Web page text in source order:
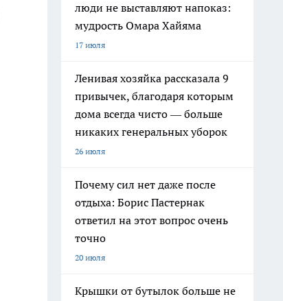
люди не выставляют напоказ:
мудрость Омара Хайяма
17 июля
Ленивая хозяйка рассказала 9
привычек, благодаря которым
дома всегда чисто — больше
никаких генеральных уборок
26 июля
Почему сил нет даже после
отдыха: Борис Пастернак
ответил на этот вопрос очень
точно
20 июля
Крышки от бутылок больше не